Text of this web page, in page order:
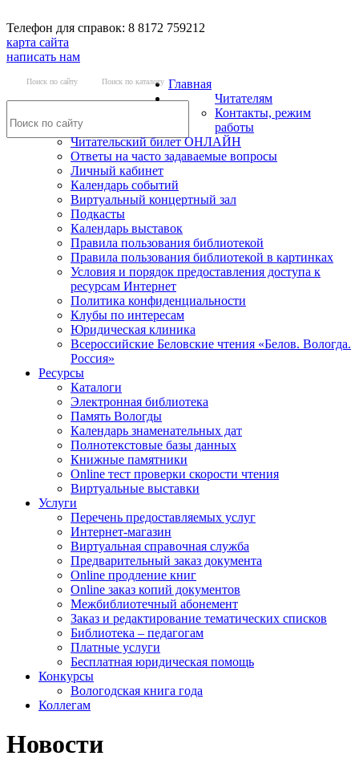
Телефон для справок: 8 8172 759212
карта сайта
написать нам
Поиск по сайту Поиск по каталогу Главная
Читателям
Контакты, режим
работы
Читательский билет ОНЛАЙН
Ответы на часто задаваемые вопросы
Личный кабинет
Календарь событий
Виртуальный концертный зал
Подкасты
Календарь выставок
Правила пользования библиотекой
Правила пользования библиотекой в картинках
Условия и порядок предоставления доступа к
ресурсам Интернет
Политика конфиденциальности
Клубы по интересам
Юридическая клиника
Всероссийские Беловские чтения «Белов. Вологда.
Россия»
Ресурсы
Каталоги
Электронная библиотека
Память Вологды
Календарь знаменательных дат
Полнотекстовые базы данных
Книжные памятники
Online тест проверки скорости чтения
Виртуальные выставки
Услуги
Перечень предоставляемых услуг
Интернет-магазин
Виртуальная справочная служба
Предварительный заказ документа
Online продление книг
Online заказ копий документов
Межбиблиотечный абонемент
Заказ и редактирование тематических списков
Библиотека – педагогам
Платные услуги
Бесплатная юридическая помощь
Конкурсы
Вологодская книга года
Коллегам
Новости